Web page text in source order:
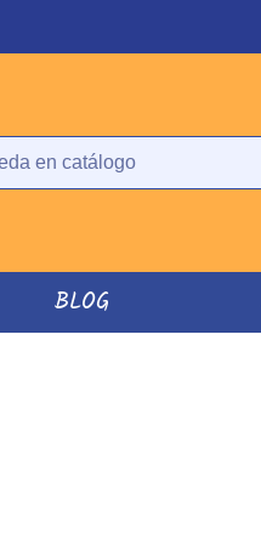
BLOG